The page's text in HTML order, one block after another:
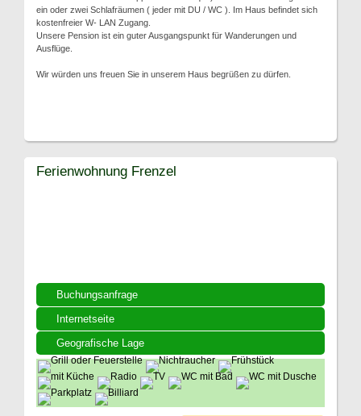
ein oder zwei Schlafräumen ( jeder mit DU / WC ). Im Haus befindet sich
kostenfreier W- LAN Zugang.
Unsere Pension ist ein guter Ausgangspunkt für Wanderungen und
Ausflüge.
Wir würden uns freuen Sie in unserem Haus begrüßen zu dürfen.
Buchungsanfrage
Internetseite
Geografische Lage
Ferienwohnung Frenzel